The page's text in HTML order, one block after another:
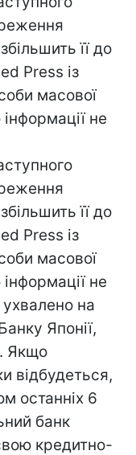
її до
Press із
масової
не
її до
Press із
масової
не
на
Японії,
Якщо
відбудеться,
останніх 6
банк
кредитно-